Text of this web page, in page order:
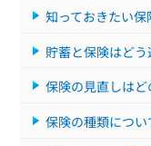
知っておきたい
貯蓄と保険はどう
保険の見直しは
保険の種類につ